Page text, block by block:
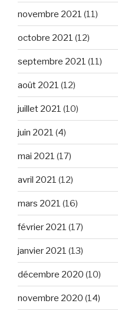
novembre 2021 (11)
octobre 2021 (12)
septembre 2021 (11)
août 2021 (12)
juillet 2021 (10)
juin 2021 (4)
mai 2021 (17)
avril 2021 (12)
mars 2021 (16)
février 2021 (17)
janvier 2021 (13)
décembre 2020 (10)
novembre 2020 (14)